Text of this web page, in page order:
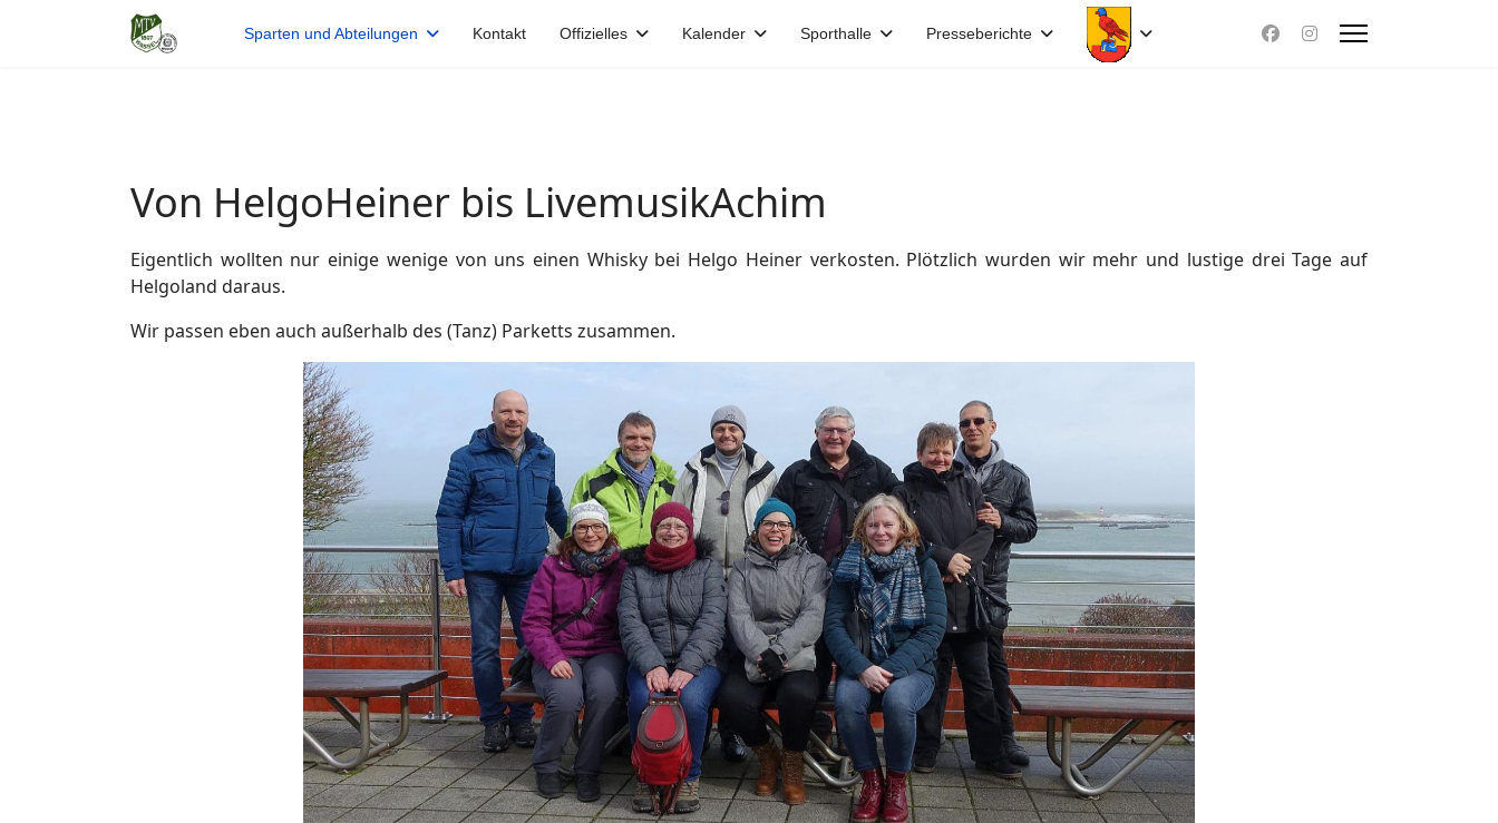
Sparten und Abteilungen Kontakt Offizielles Kalender Sporthalle Presseberichte
Von HelgoHeiner bis LivemusikAchim
Eigentlich wollten nur einige wenige von uns einen Whisky bei Helgo Heiner verkosten. Plötzlich wurden wir mehr und lustige drei Tage auf
Helgoland daraus.
Wir passen eben auch außerhalb des (Tanz) Parketts zusammen.